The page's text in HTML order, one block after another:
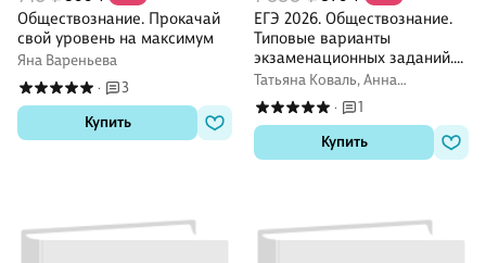
Обществознание. Прокачай
свой уровень на максимум
Яна Вареньева
·
3
Купить
ЕГЭ 2026. Обществознание.
Типовые варианты
экзаменационных заданий.
40 вариантов заданий.
Ответы. Критерии
оценивания заданий части 2.
Бланки ответов
Татьяна Коваль, Анна
Лазебникова
·
1
Купить